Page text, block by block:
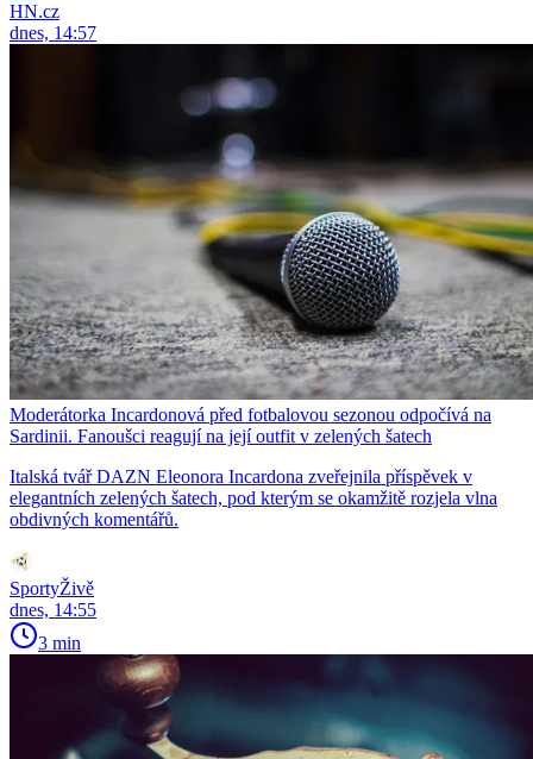
HN.cz
dnes, 14:57
Moderátorka Incardonová před fotbalovou sezonou odpočívá na
Sardinii. Fanoušci reagují na její outfit v zelených šatech
Italská tvář DAZN Eleonora Incardona zveřejnila příspěvek v
elegantních zelených šatech, pod kterým se okamžitě rozjela vlna
obdivných komentářů.
SportyŽivě
dnes, 14:55
3 min